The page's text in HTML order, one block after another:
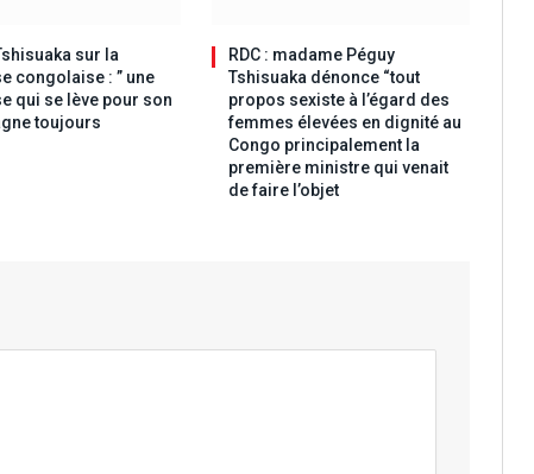
sur la
congolaise : ” une
qui se lève pour son
toujours
RDC : madame Péguy
Tshisuaka dénonce “tout
propos sexiste à l’égard des
femmes élevées en dignité au
Congo principalement la
première ministre qui venait
de faire l’objet